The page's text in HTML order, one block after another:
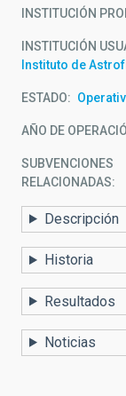
INSTITUCIÓN
INSTITUCIÓN
Instituto de
ESTADO
AÑO DE
SUBVENCIONES
RELACIONADAS:
Descripción
Historia
Resultados
Noticias